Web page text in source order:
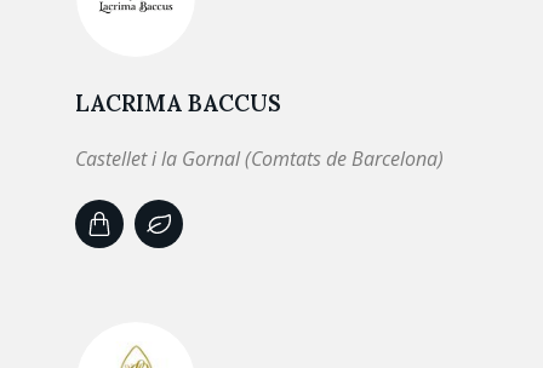
LACRIMA BACCUS
Castellet i la Gornal (Comtats de Barcelona)